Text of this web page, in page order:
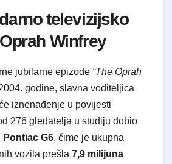
televizijsko
Winfrey
jubilarne epizode “The Oprah
godine, slavna voditeljica
iznenađenje u povijesti
276 gledatelja u studiju dobio
Pontiac G6, čime je ukupna
vozila prešla 7,9 milijuna